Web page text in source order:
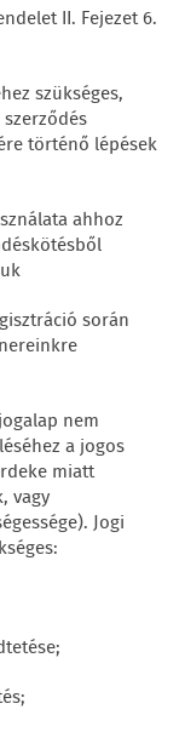
II. Fejezet 6.
szükséges,
történő lépések
ahhoz
során
nem
a jogos
miatt
vagy
Jogi